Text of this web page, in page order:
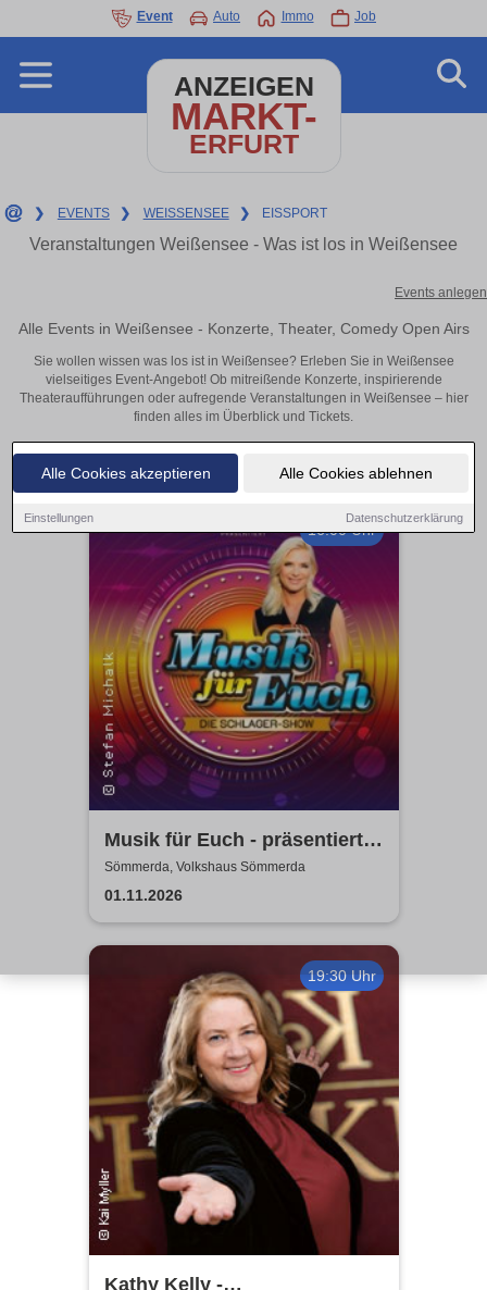
Alle Cookies akzeptieren Alle Cookies ablehnen
Einstellungen Datenschutzerklärung
Event Auto Immo Job
ANZEIGEN
MARKT-
ERFURT
❯ EVENTS ❯ WEISSENSEE ❯ EISSPORT
Veranstaltungen Weißensee - Was ist los in Weißensee
Events anlegen
Alle Events in Weißensee - Konzerte, Theater, Comedy Open Airs
Sie wollen wissen was los ist in Weißensee? Erleben Sie in Weißensee
vielseitiges Event-Angebot! Ob mitreißende Konzerte, inspirierende
Theateraufführungen oder aufregende Veranstaltungen in Weißensee – hier
finden alles im Überblick und Tickets.
16:00 Uhr
Musik für Euch - präsentiert
von Uta Bresan
Sömmerda, Volkshaus Sömmerda
01.11.2026
19:30 Uhr
Kathy Kelly -